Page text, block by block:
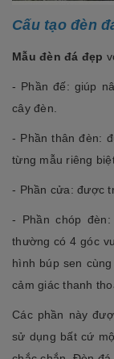
Cấu tạo đèn
Mẫu đèn đá đẹp
- Phần đế: giúp
cây đèn.
- Phần thân đèn:
từng mẫu riêng
- Phần cửa: được
- Phần chóp
thường có 4 góc
hình búp sen
cảm giác thanh
Các phần này
sử dụng bất cứ